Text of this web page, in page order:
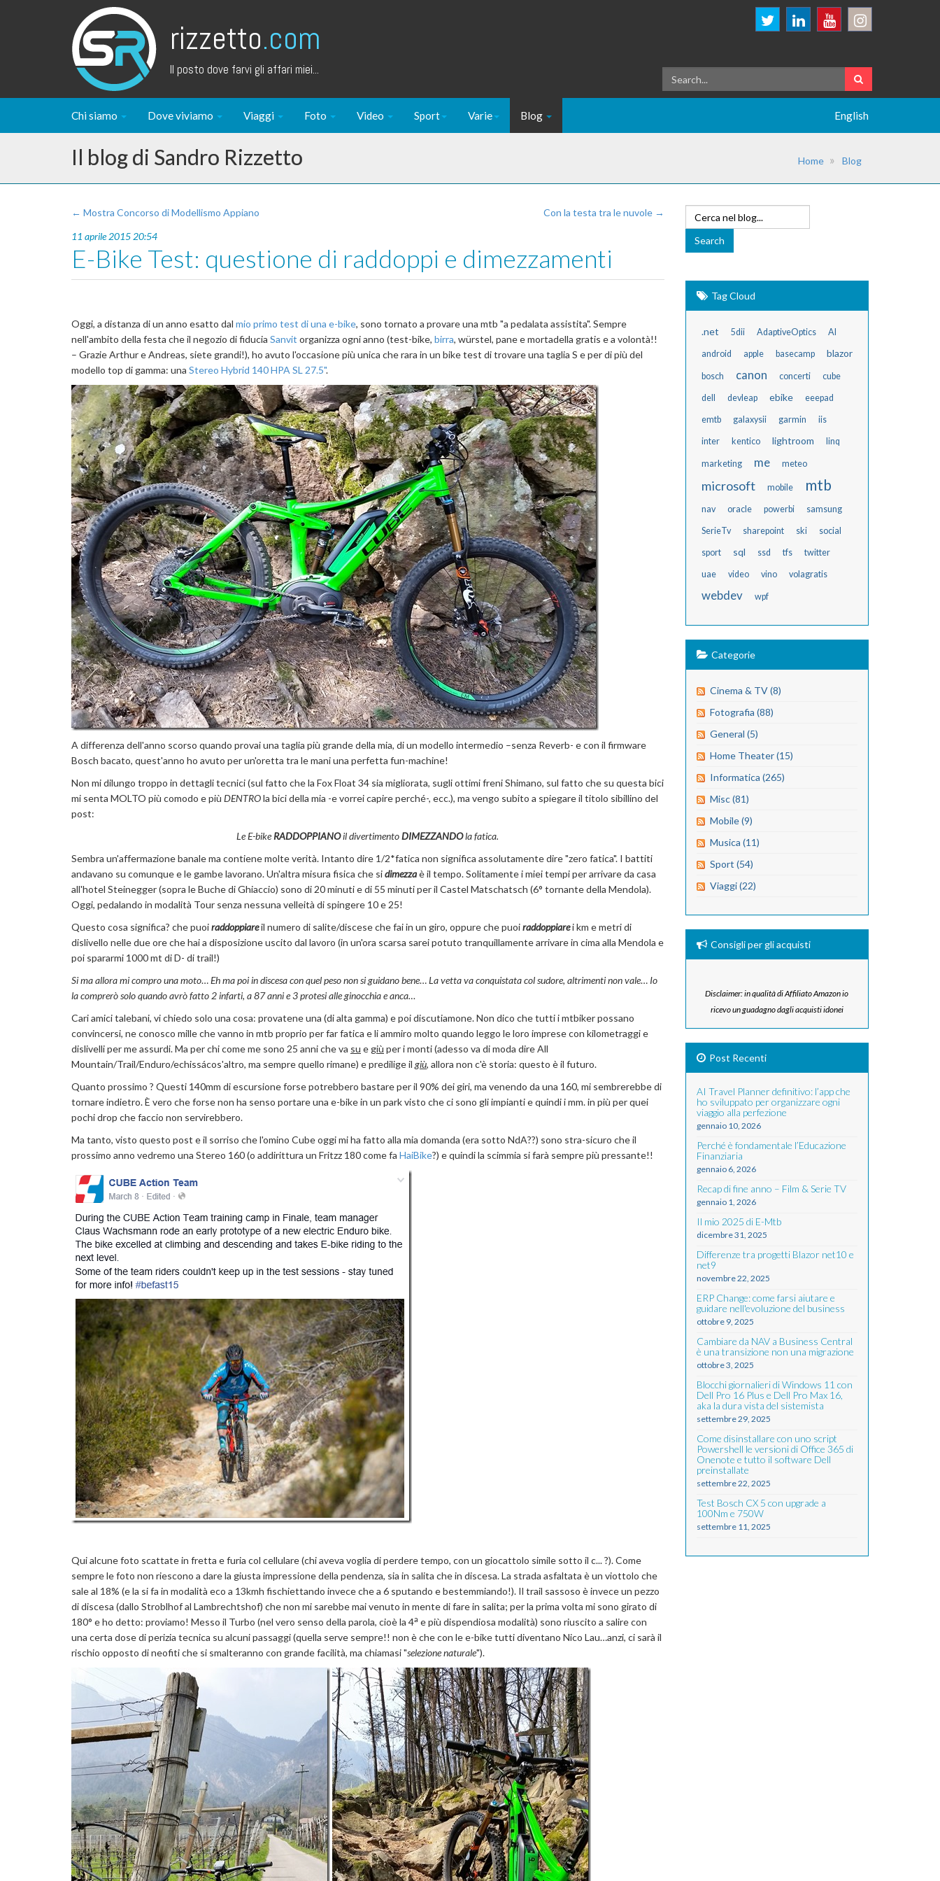
rizzetto.com
Il posto dove farvi gli affari miei...
Chi siamo Dove viviamo Viaggi Foto Video Sport Varie Blog English
Il blog di Sandro Rizzetto Home Blog
← Mostra Concorso di Modellismo Appiano
Con la testa tra le nuvole →
11 aprile 2015 20:54
E-Bike Test: questione di raddoppi e dimezzamenti
Oggi, a distanza di un anno esatto dal mio primo test di una e-bike, sono tornato a provare una mtb "a pedalata assistita". Sempre
nell'ambito della festa che il negozio di fiducia Sanvit organizza ogni anno (test-bike, birra, würstel, pane e mortadella gratis e a volontà!!
– Grazie Arthur e Andreas, siete grandi!), ho avuto l'occasione più unica che rara in un bike test di trovare una taglia S e per di più del
modello top di gamma: una Stereo Hybrid 140 HPA SL 27.5".
A differenza dell'anno scorso quando provai una taglia più grande della mia, di un modello intermedio –senza Reverb- e con il firmware
Bosch bacato, quest'anno ho avuto per un'oretta tra le mani una perfetta fun-machine!
Non mi dilungo troppo in dettagli tecnici (sul fatto che la Fox Float 34 sia migliorata, sugli ottimi freni Shimano, sul fatto che su questa bici
mi senta MOLTO più comodo e più DENTROla bici della mia -e vorrei capire perché-, ecc.), ma vengo subito a spiegare il titolo sibillino del
post:
Le E-bike RADDOPPIANOil divertimentoDIMEZZANDOla fatica.
Sembra un'affermazione banale ma contiene molte verità. Intanto dire 1/2*fatica non significa assolutamente dire "zero fatica". I battiti
andavano su comunque e le gambe lavorano. Un'altra misura fisica che sidimezzaè il tempo. Solitamente i miei tempi per arrivare da casa
all'hotel Steinegger (sopra le Buche di Ghiaccio) sono di 20 minuti e di 55 minuti per il Castel Matschatsch (6° tornante della Mendola).
Oggi, pedalando in modalità Tour senza nessuna velleità di spingere 10 e 25!
Questo cosa significa? che puoiraddoppiareil numero di salite/discese che fai in un giro, oppure che puoiraddoppiarei km e metri di
dislivello nelle due ore che hai a disposizione uscito dal lavoro (in un'ora scarsa sarei potuto tranquillamente arrivare in cima alla Mendola e
poi spararmi 1000 mt di D- di trail!)
Si ma allora mi compro una moto…Eh ma poi in discesa con quel peso non si guidano bene…La vetta va conquistata col sudore, altrimenti non vale… Io
la comprerò solo quando avrò fatto 2 infarti, a 87 anni e 3 protesi alle ginocchia e anca…
Cari amici talebani, vi chiedo solo una cosa: provatene una (di alta gamma) e poi discutiamone. Non dico che tutti i mtbiker possano
convincersi, ne conosco mille che vanno in mtb proprio per far fatica e li ammiro molto quando leggo le loro imprese con kilometraggi e
dislivelli per me assurdi. Ma per chi come me sono 25 anni che va su e giù per i monti (adesso va di moda dire All
Mountain/Trail/Enduro/echissácos'altro, ma sempre quello rimane) e predilige il giù, allora non c'è storia: questo è il futuro.
Quanto prossimo ? Questi 140mm di escursione forse potrebbero bastare per il 90% dei giri, ma venendo da una 160, mi sembrerebbe di
tornare indietro. È vero che forse non ha senso portare una e-bike in un park visto che ci sono gli impianti e quindi i mm. in più per quei
pochi drop che faccio non servirebbero.
Ma tanto, visto questo post e il sorriso che l'omino Cube oggi mi ha fatto alla mia domanda (era sotto NdA??) sono stra-sicuro che il
prossimo anno vedremo una Stereo 160 (o addirittura un Fritzz 180 come fa HaiBike?) e quindi la scimmia si farà sempre più pressante!!
Qui alcune foto scattate in fretta e furia col cellulare (chi aveva voglia di perdere tempo, con un giocattolo simile sotto il c... ?). Come
sempre le foto non riescono a dare la giusta impressione della pendenza, sia in salita che in discesa. La strada asfaltata è un viottolo che
sale al 18% (e la si fa in modalità eco a 13kmh fischiettando invece che a 6 sputando e bestemmiando!). Il trail sassoso è invece un pezzo
di discesa (dallo Stroblhof al Lambrechtshof) che non mi sarebbe mai venuto in mente di fare in salita; per la prima volta mi sono girato di
180° e ho detto: proviamo! Messo il Turbo (nel vero senso della parola, cioè la 4a e più dispendiosa modalità) sono riuscito a salire con
una certa dose di perizia tecnica su alcuni passaggi (quella serve sempre!! non è che con le e-bike tutti diventano Nico Lau…anzi, ci sarà il
rischio opposto di neofiti che si smalteranno con grande facilità, ma chiamasi "selezione naturale").
Tag Cloud
.net 5dii AdaptiveOptics AI
android apple basecamp blazor
bosch canon concerti cube
dell devleap ebike eeepad
emtb galaxysii garmin iis
inter kentico lightroom linq
marketing me meteo
microsoft mobile mtb
nav oracle powerbi samsung
SerieTv sharepoint ski social
sport sql ssd tfs twitter
uae video vino volagratis
webdev wpf
Categorie
Cinema & TV (8)
Fotografia (88)
General (5)
Home Theater (15)
Informatica (265)
Misc (81)
Mobile (9)
Musica (11)
Sport (54)
Viaggi (22)
Consigli per gli acquisti
Disclaimer: in qualità di Affiliato Amazon io
ricevo un guadagno dagli acquisti idonei
Post Recenti
AI Travel Planner definitivo: l’app che
ho sviluppato per organizzare ogni
viaggio alla perfezione
gennaio 10, 2026
Perché è fondamentale l’Educazione
Finanziaria
gennaio 6, 2026
Recap di fine anno – Film & Serie TV
gennaio 1, 2026
Il mio 2025 di E-Mtb
dicembre 31, 2025
Differenze tra progetti Blazor net10 e
net9
novembre 22, 2025
ERP Change: come farsi aiutare e
guidare nell'evoluzione del business
ottobre 9, 2025
Cambiare da NAV a Business Central
è una transizione non una migrazione
ottobre 3, 2025
Blocchi giornalieri di Windows 11 con
Dell Pro 16 Plus e Dell Pro Max 16,
aka la dura vista del sistemista
settembre 29, 2025
Come disinstallare con uno script
Powershell le versioni di Office 365 di
Onenote e tutto il software Dell
preinstallate
settembre 22, 2025
Test Bosch CX 5 con upgrade a
100Nm e 750W
settembre 11, 2025